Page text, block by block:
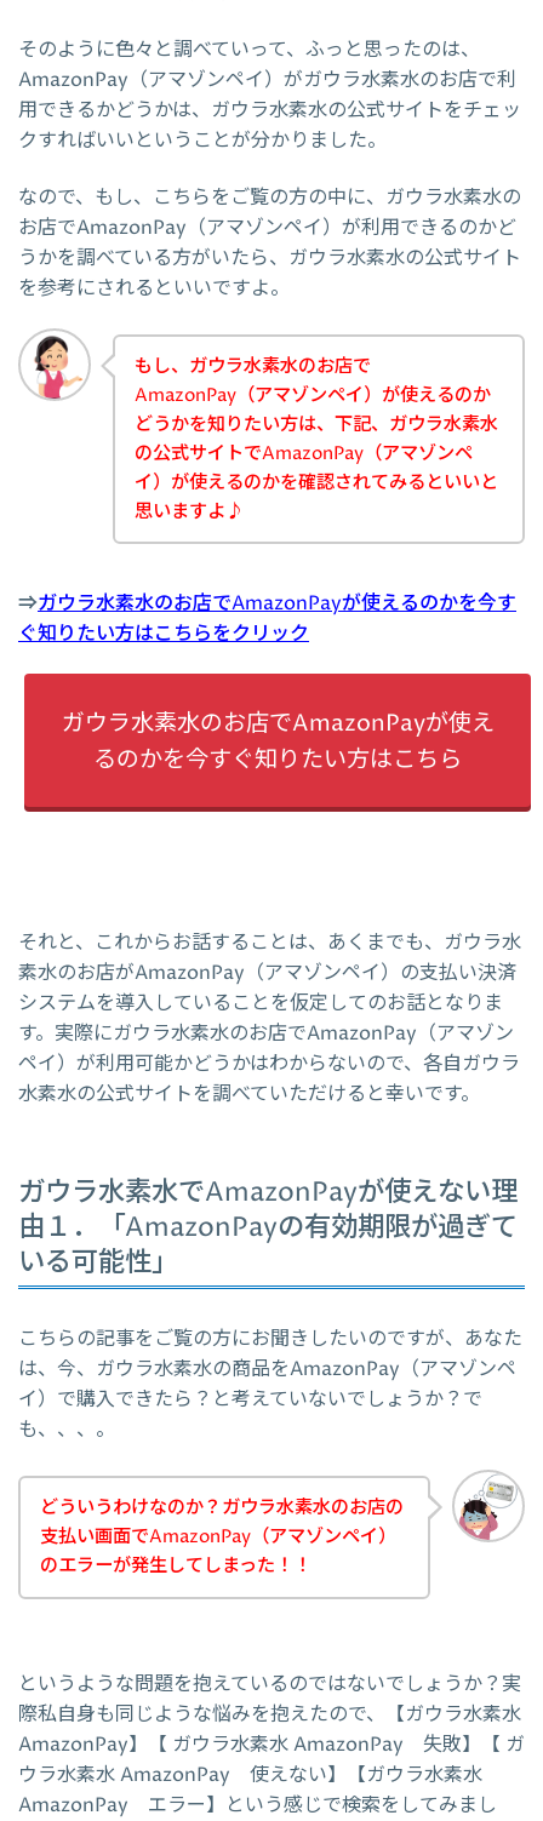
そのように色々と調べていって、ふっと思ったのは、
AmazonPay（アマゾンペイ）がガウラ水素水のお店で利
用できるかどうかは、ガウラ水素水の公式サイトをチェッ
クすればいいということが分かりました。
なので、もし、こちらをご覧の方の中に、ガウラ水素水の
お店でAmazonPay（アマゾンペイ）が利用できるのかど
うかを調べている方がいたら、ガウラ水素水の公式サイト
を参考にされるといいですよ。
もし、ガウラ水素水のお店で
AmazonPay（アマゾンペイ）が使えるのか
どうかを知りたい方は、下記、ガウラ水素水
の公式サイトでAmazonPay（アマゾンペ
イ）が使えるのかを確認されてみるといいと
思いますよ♪
⇒ガウラ水素水のお店でAmazonPayが使えるのかを今す
ぐ知りたい方はこちらをクリック
ガウラ水素水のお店でAmazonPayが使え
るのかを今すぐ知りたい方はこちら
それと、これからお話することは、あくまでも、ガウラ水
素水のお店がAmazonPay（アマゾンペイ）の支払い決済
システムを導入していることを仮定してのお話となりま
す。実際にガウラ水素水のお店でAmazonPay（アマゾン
ペイ）が利用可能かどうかはわからないので、各自ガウラ
水素水の公式サイトを調べていただけると幸いです。
ガウラ水素水でAmazonPayが使えない理
由１．「AmazonPayの有効期限が過ぎて
いる可能性」
こちらの記事をご覧の方にお聞きしたいのですが、あなた
は、今、ガウラ水素水の商品をAmazonPay（アマゾンペ
イ）で購入できたら？と考えていないでしょうか？で
も、、、。
どういうわけなのか？ガウラ水素水のお店の
支払い画面でAmazonPay（アマゾンペイ）
のエラーが発生してしまった！！
というような問題を抱えているのではないでしょうか？実
際私自身も同じような悩みを抱えたので、【ガウラ水素水
AmazonPay】【 ガウラ水素水 AmazonPay 失敗】【 ガ
ウラ水素水 AmazonPay 使えない】【ガウラ水素水
AmazonPay エラー】という感じで検索をしてみまし